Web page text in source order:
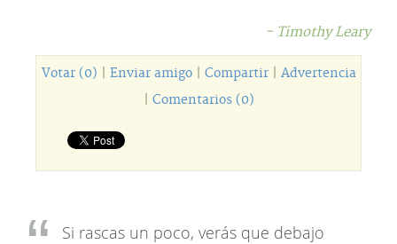
- Timothy Leary
Votar (0) Enviar amigo| Compartir| Advertencia
Comentarios (0)
Si rascas un poco, verás que debajo